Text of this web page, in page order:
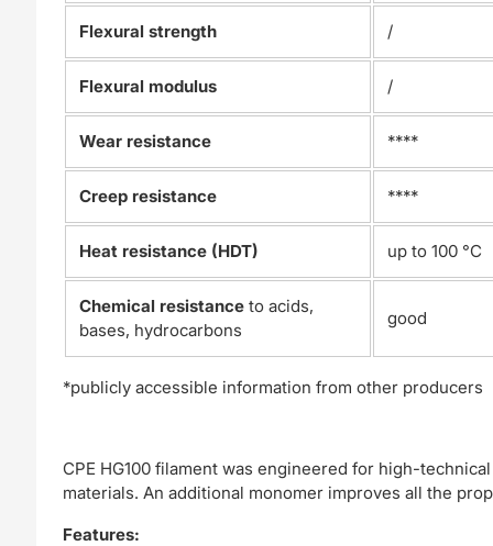
Flexural strength /
Flexural modulus /
Wear resistance ****
Creep resistance ****
Heat resistance (HDT) up to 100 °C
Chemical resistance to acids,
bases, hydrocarbons
good
*publicly accessible information from other producers
CPE HG100 filament was engineered for high-
materials. An additional monomer improves all the
Features: